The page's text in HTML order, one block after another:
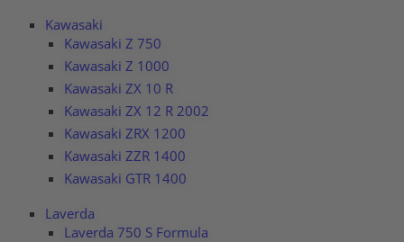
Kawasaki
Kawasaki Z 750
Kawasaki Z 1000
Kawasaki ZX 10 R
Kawasaki ZX 12 R 2002
Kawasaki ZRX 1200
Kawasaki ZZR 1400
Kawasaki GTR 1400
Laverda
Laverda 750 S Formula